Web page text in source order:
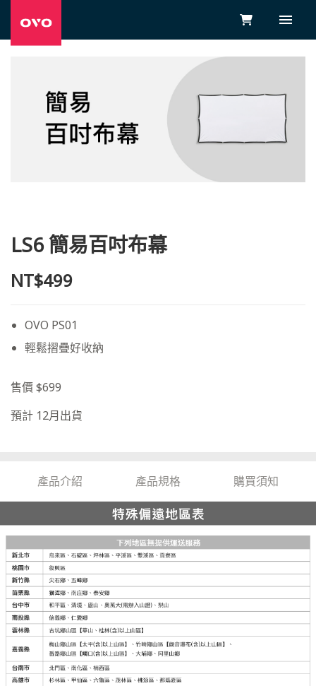
LS6 簡易百吋布幕
NT$499
OVO PS01
輕鬆摺疊好收納
售價 $699
預計 12月出貨
產品介紹 產品規格 購買須知